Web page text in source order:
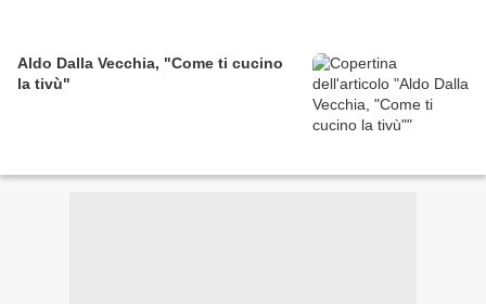
Aldo Dalla Vecchia, "Come ti cucino
la tivù"